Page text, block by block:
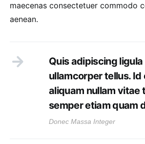
maecenas consectetuer commodo
aenean.
Quis adipiscing
ullamcorper tellus.
aliquam nullam vitae
semper etiam quam
Donec Massa Integer